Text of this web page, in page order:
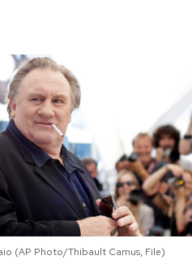
(AP Photo/Thibault Camus, File)